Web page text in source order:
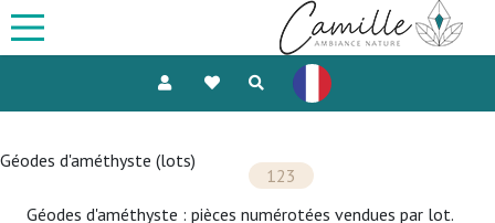
Géodes d'améthyste (lots)
123
Géodes d'améthyste : pièces numérotées vendues par lot.